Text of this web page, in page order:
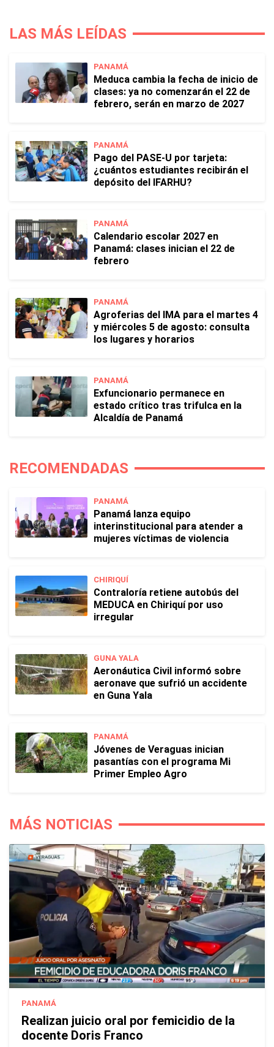
LAS MÁS LEÍDAS
PANAMÁ
Meduca cambia la fecha de inicio de
clases: ya no comenzarán el 22 de
febrero, serán en marzo de 2027
PANAMÁ
Pago del PASE-U por tarjeta:
¿cuántos estudiantes recibirán el
depósito del IFARHU?
PANAMÁ
Calendario escolar 2027 en
Panamá: clases inician el 22 de
febrero
PANAMÁ
Agroferias del IMA para el martes 4
y miércoles 5 de agosto: consulta
los lugares y horarios
PANAMÁ
Exfuncionario permanece en
estado crítico tras trifulca en la
Alcaldía de Panamá
RECOMENDADAS
PANAMÁ
Panamá lanza equipo
interinstitucional para atender a
mujeres víctimas de violencia
CHIRIQUÍ
Contraloría retiene autobús del
MEDUCA en Chiriquí por uso
irregular
GUNA YALA
Aeronáutica Civil informó sobre
aeronave que sufrió un accidente
en Guna Yala
PANAMÁ
Jóvenes de Veraguas inician
pasantías con el programa Mi
Primer Empleo Agro
MÁS NOTICIAS
PANAMÁ
Realizan juicio oral por femicidio de la
docente Doris Franco